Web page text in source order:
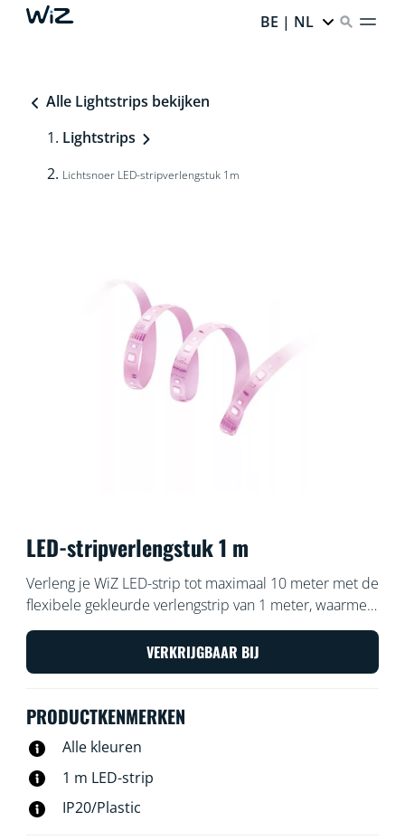
BE | NL
Alle Lightstrips bekijken
Lightstrips
Lichtsnoer LED-stripverlengstuk 1m
LED-stripverlengstuk 1 m
Verleng je WiZ LED-strip tot maximaal 10 meter met de
flexibele gekleurde verlengstrip van 1 meter, waarmee
je nog meer kleur in je huis brengt.
VERKRIJGBAAR BIJ
PRODUCTKENMERKEN
Alle kleuren
1 m LED-strip
IP20/Plastic